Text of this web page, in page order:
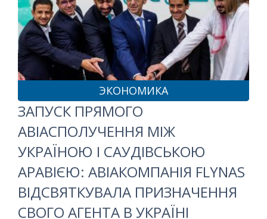
ЭКОНОМИКА
ЗАПУСК ПРЯМОГО
АВІАСПОЛУЧЕННЯ МІЖ
УКРАЇНОЮ І САУДІВСЬКОЮ
АРАВІЄЮ: АВІАКОМПАНІЯ FLYNAS
ВІДСВЯТКУВАЛА ПРИЗНАЧЕННЯ
СВОГО АГЕНТА В УКРАЇНІ